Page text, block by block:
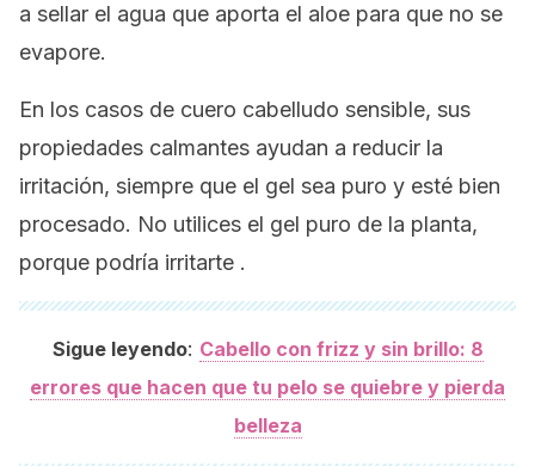
a sellar el agua que aporta el aloe para que no se
evapore.
En los casos de cuero cabelludo sensible, sus
propiedades calmantes ayudan a reducir la
irritación, siempre que el gel sea puro y esté bien
procesado. No utilices el gel puro de la planta,
porque podría irritarte .
Sigue leyendo: Cabello con frizz y sin brillo: 8
errores que hacen que tu pelo se quiebre y pierda
belleza